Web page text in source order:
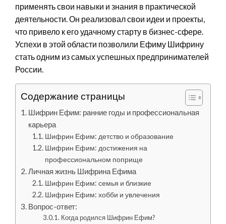
применять свои навыки и знания в практической
деятельности. Он реализовал свои идеи и проекты,
что привело к его удачному старту в бизнес-сфере.
Успехи в этой области позволили Ефиму Шифрину
стать одним из самых успешных предпринимателей
России.
Содержание страницы
Шифрин Ефим: ранние годы и профессиональная
карьера
Шифрин Ефим: детство и образование
Шифрин Ефим: достижения на
профессиональном поприще
Личная жизнь Шифрина Ефима
Шифрин Ефим: семья и близкие
Шифрин Ефим: хобби и увлечения
Вопрос-ответ:
Когда родился Шифрин Ефим?